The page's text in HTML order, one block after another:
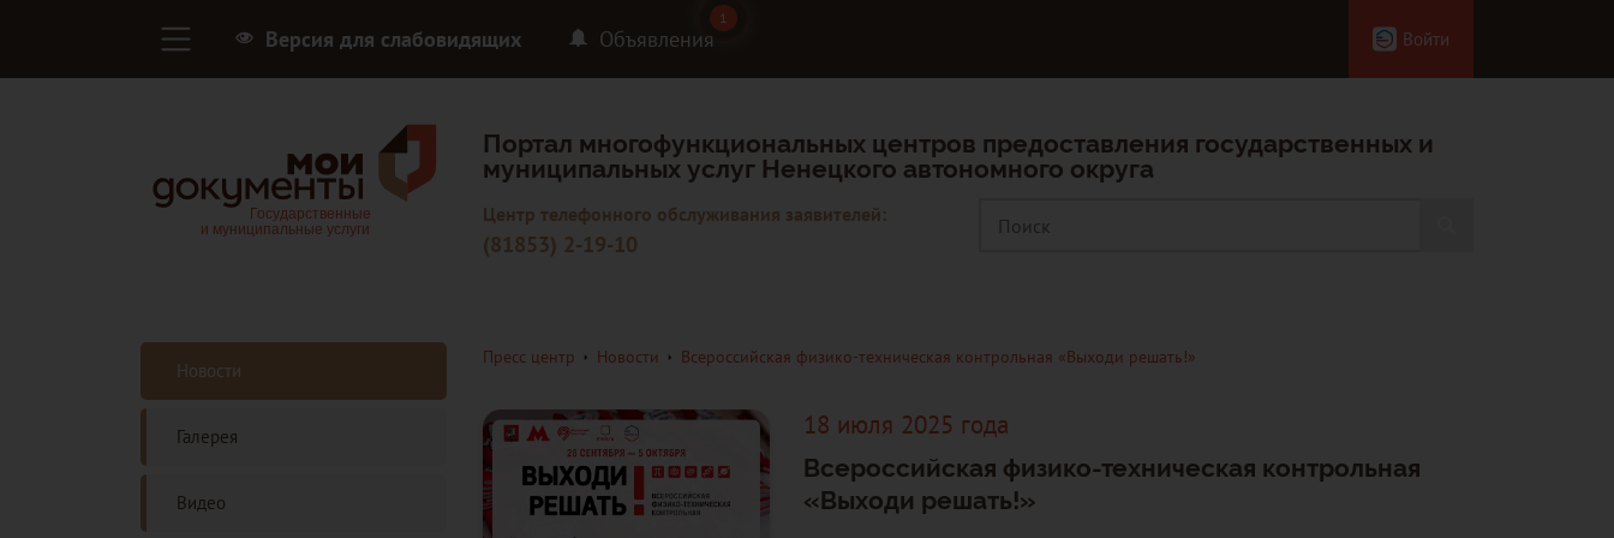
Версия для слабовидящих Объявления
1
1
Войти
Портал многофункциональных центров предоставления государственных и
муниципальных услуг Ненецкого автономного округа
Центр телефонного обслуживания заявителей:
(81853) 2-19-10
Новости
Галерея
Видео
Пресс центр Новости Всероссийская физико-техническая контрольная «Выходи решать!»
18 июля 2025 года
Всероссийская физико-техническая контрольная
«Выходи решать!»